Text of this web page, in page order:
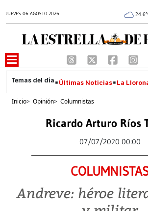
JUEVES 06 AGOSTO 2026
Últimas Noticias La
Inicio> Opinión> Columnistas
Ricardo Arturo Ríos
07/07/2020 00:00
Andreve: héroe